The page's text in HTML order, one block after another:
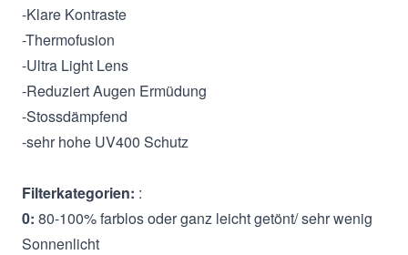
-Klare Kontraste
-Thermofusion
-Ultra Light Lens
-Reduziert Augen Ermüdung
-Stossdämpfend
-sehr hohe UV400 Schutz
Filterkategorien: :
0: 80-100% farblos oder ganz leicht getönt/ sehr wenig
Sonnenlicht